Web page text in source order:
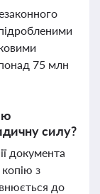
75 млн
силу?
документа
з
до